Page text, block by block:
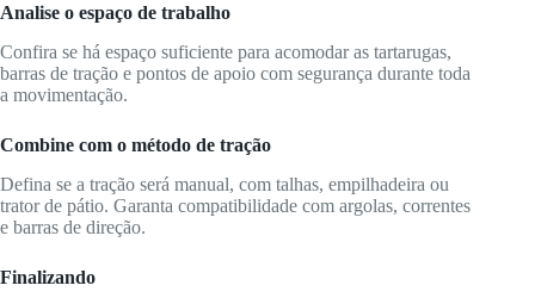
Analise o espaço de trabalho
Confira se há espaço suficiente para acomodar as tartarugas,
barras de tração e pontos de apoio com segurança durante toda
a movimentação.
Combine com o método de tração
Defina se a tração será manual, com talhas, empilhadeira ou
trator de pátio. Garanta compatibilidade com argolas, correntes
e barras de direção.
Finalizando